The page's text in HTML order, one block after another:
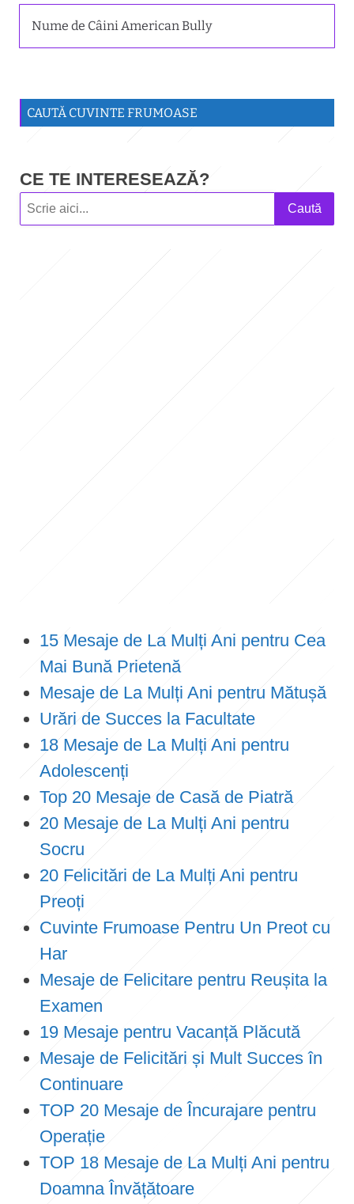
Nume de Câini American Bully
CAUTĂ CUVINTE FRUMOASE
CE TE INTERESEAZĂ?
Caută
15 Mesaje de La Mulți Ani pentru Cea
Mai Bună Prietenă
Mesaje de La Mulți Ani pentru Mătușă
Urări de Succes la Facultate
18 Mesaje de La Mulți Ani pentru
Adolescenți
Top 20 Mesaje de Casă de Piatră
20 Mesaje de La Mulți Ani pentru
Socru
20 Felicitări de La Mulți Ani pentru
Preoți
Cuvinte Frumoase Pentru Un Preot cu
Har
Mesaje de Felicitare pentru Reușita la
Examen
19 Mesaje pentru Vacanță Plăcută
Mesaje de Felicitări și Mult Succes în
Continuare
TOP 20 Mesaje de Încurajare pentru
Operație
TOP 18 Mesaje de La Mulți Ani pentru
Doamna Învățătoare